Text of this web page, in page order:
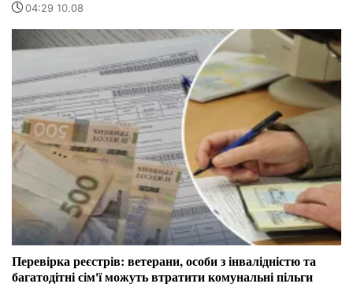
04:29 10.08
Перевірка реєстрів: ветерани, особи з інвалідністю та
багатодітні сім'ї можуть втратити комунальні пільги